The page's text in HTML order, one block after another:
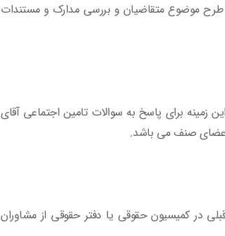
موضوع متقاضیان و بررسی مدارک و مستندات
زمینه برای پاسخ به سوالات تامین اجتماعی آقای
اعضای صنف می باشد.
در کمیسیون حقوقی یا دفتر حقوقی از مشاوران